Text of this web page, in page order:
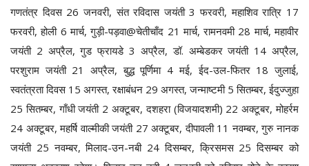
गणतंत्र दिवस 26 जनवरी, संत रविदास जयंती 3 फरवरी, महाशिव रात्रि 17
फरवरी, होली 6 मार्च, गुड़ी-पड़वा@चेतीचाँद 21 मार्च, रामनवमी 28 मार्च, महावीर
जयंती 2 अप्रैल, गुड फ्रायडे 3 अप्रैल, डॉ. अम्बेडकर जयंती 14 अप्रैल,
परशुराम जयंती 21 अप्रैल, बुद्ध पूर्णिमा 4 मई, ईद-उल-फितर 18 जुलाई,
स्वतंत्रता दिवस 15 अगस्त, रक्षाबंधन 29 अगस्त, जन्माष्टमी 5 सितम्बर, ईदुज्जुहा
25 सितम्बर, गाँधी जयंती 2 अक्टूबर, दशहरा (विजयादशमी) 22 अक्टूबर, मोहर्रम
24 अक्टूबर, महर्षि वाल्मीकी जयंती 27 अक्टूबर, दीपावली 11 नवम्बर, गुरु नानक
जयंती 25 नवम्बर, मिलाद-उन-नबी 24 दिसम्बर, क्रिसमस 25 दिसम्बर को